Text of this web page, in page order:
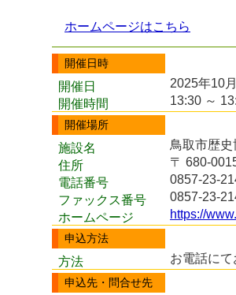
ホームページはこちら
開催日時
開催日
2025年10
開催時間
13:30 ～
開催場所
施設名
鳥取市歴
住所
〒 680-
電話番号
0857-23-
ファックス番号
0857-23-
ホームページ
https://
申込方法
方法 お電話にて
申込先・問合せ先